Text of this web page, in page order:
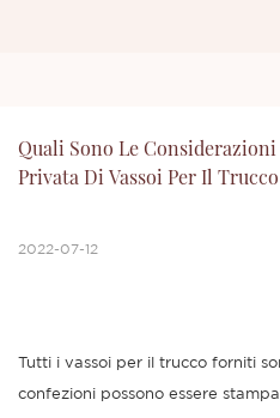
Quali Sono Le
Privata Di Vassoi Per Il
2022-07-12
Tutti i vassoi per il trucco forniti
confezioni possono essere